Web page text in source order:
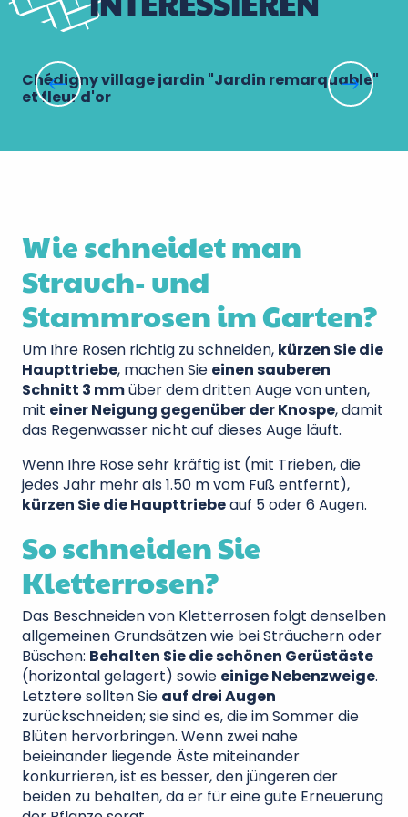
Chédigny village jardin "Jardin remarquable"
et fleur d'or
Wie schneidet man
Strauch- und
Stammrosen im Garten?
Um Ihre Rosen richtig zu schneiden, kürzen Sie die
Haupttriebe, machen Sie einen sauberen
Schnitt 3 mmüber dem dritten Auge von unten,
mit einer Neigung gegenüber der Knospe, damit
das Regenwasser nicht auf dieses Auge läuft.
Wenn Ihre Rose sehr kräftig ist (mit Trieben, die
jedes Jahr mehr als 1.50 m vom Fuß entfernt),
kürzen Sie die Haupttriebeauf 5 oder 6 Augen.
So schneiden Sie
Kletterrosen?
Das Beschneiden von Kletterrosen folgt denselben
allgemeinen Grundsätzen wie bei Sträuchern oder
Büschen: Behalten Sie die schönen Gerüstäste
(horizontal gelagert) sowie einige Nebenzweige.
Letztere sollten Sie auf drei Augen
zurückschneiden; sie sind es, die im Sommer die
Blüten hervorbringen. Wenn zwei nahe
beieinander liegende Äste miteinander
konkurrieren, ist es besser, den jüngeren der
beiden zu behalten, da er für eine gute Erneuerung